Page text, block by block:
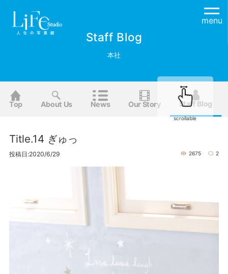
menu
Staff Blog
本社
Top About Us News Our Story Staff Blog
Title.14 ぎゅっ
投稿日:2020/6/29 2675 2